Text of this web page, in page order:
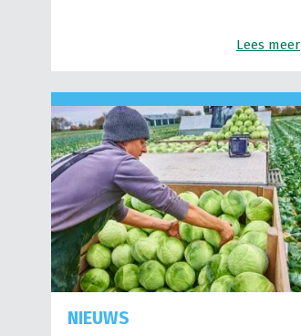
Lees meer
NIEUWS